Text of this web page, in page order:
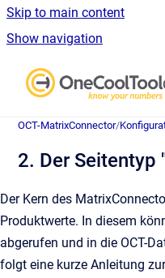
Skip to main content
Show navigation
OCT-MatrixConnector/
2. Der Seitentyp
Der Kern des
Produktwerte. In diesem
abgerufen und in die OCT-
folgt eine kurze Anleitung